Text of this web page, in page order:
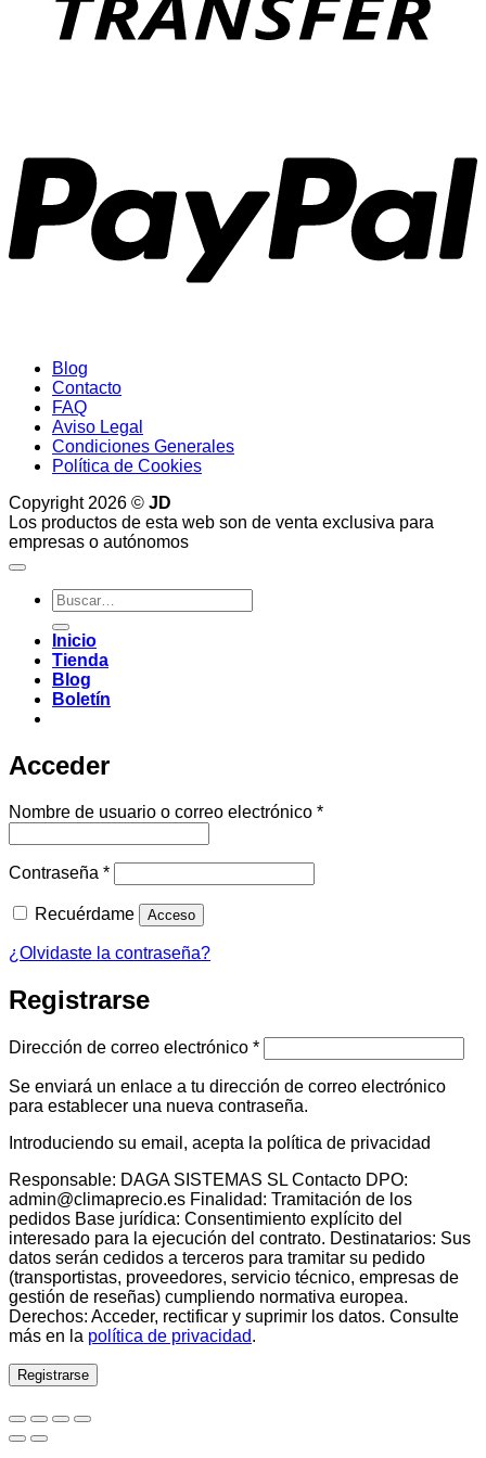
Blog
Contacto
FAQ
Aviso Legal
Condiciones Generales
Política de Cookies
Copyright 2026 © JD
Los productos de esta web son de venta exclusiva para
empresas o autónomos
Buscar
por:
Inicio
Tienda
Blog
Boletín
Acceder
Nombre de usuario o correo electrónico *Obligatorio
Contraseña *Obligatorio
Recuérdame Acceso
¿Olvidaste la contraseña?
Registrarse
Dirección de correo electrónico *Obligatorio
Se enviará un enlace a tu dirección de correo electrónico
para establecer una nueva contraseña.
Introduciendo su email, acepta la política de privacidad
Responsable: DAGA SISTEMAS SL Contacto DPO:
admin@climaprecio.es Finalidad: Tramitación de los
pedidos Base jurídica: Consentimiento explícito del
interesado para la ejecución del contrato. Destinatarios: Sus
datos serán cedidos a terceros para tramitar su pedido
(transportistas, proveedores, servicio técnico, empresas de
gestión de reseñas) cumpliendo normativa europea.
Derechos: Acceder, rectificar y suprimir los datos. Consulte
más en la política de privacidad.
Registrarse